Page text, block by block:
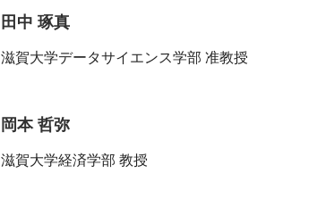
田中 琢真
滋賀大学データサイエンス学部 准教授
岡本 哲弥
滋賀大学経済学部 教授